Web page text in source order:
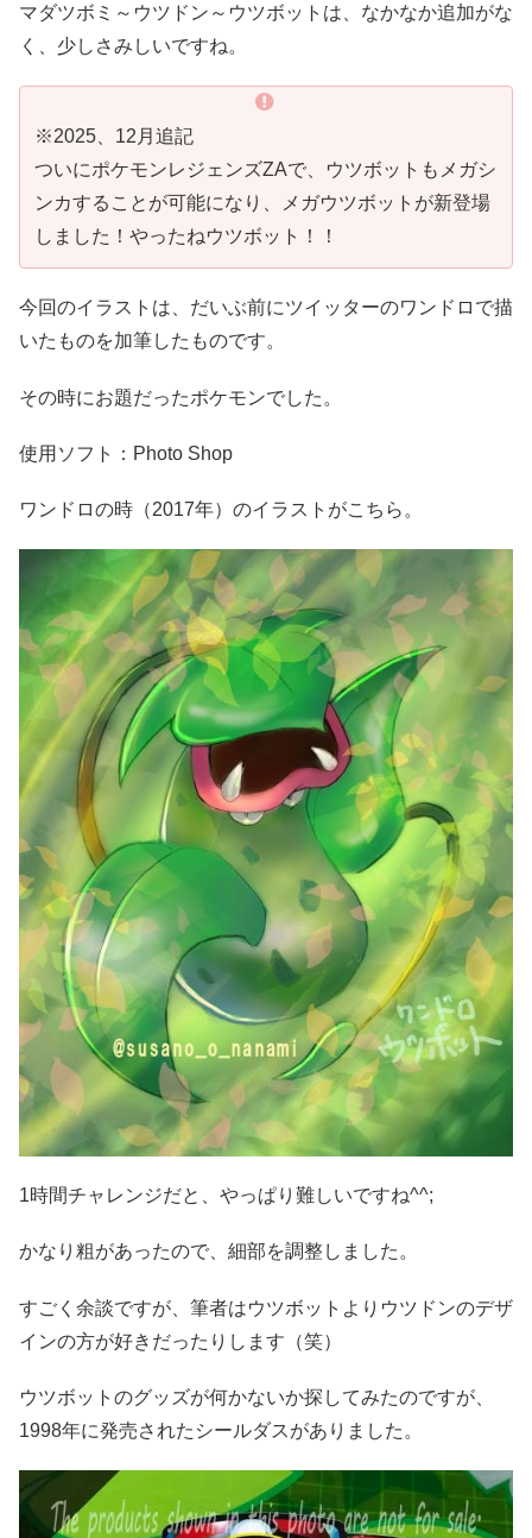
マダツボミ～ウツドン～ウツボットは、なかなか追加がな
く、少しさみしいですね。
※2025、12月追記
ついにポケモンレジェンズZAで、ウツボットもメガシ
ンカすることが可能になり、メガウツボットが新登場
しました！やったねウツボット！！
今回のイラストは、だいぶ前にツイッターのワンドロで描
いたものを加筆したものです。
その時にお題だったポケモンでした。
使用ソフト：Photo Shop
ワンドロの時（2017年）のイラストがこちら。
1時間チャレンジだと、やっぱり難しいですね^^;
かなり粗があったので、細部を調整しました。
すごく余談ですが、筆者はウツボットよりウツドンのデザ
インの方が好きだったりします（笑）
ウツボットのグッズが何かないか探してみたのですが、
1998年に発売されたシールダスがありました。